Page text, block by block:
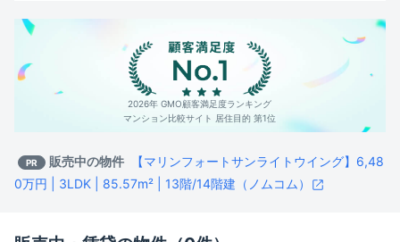
2026年 GMO顧客満足度ランキング
マンション比較サイト 居住目的 第1位
PR 販売中の物件
【マリンフォートサンライトウイング】6,48
0万円 | 3LDK | 85.57m² | 13階/14階建（ノムコム）